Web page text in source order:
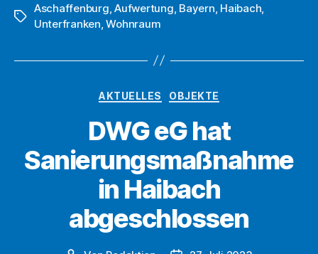
eG
Schritt
künftige
vollzogen“
Schlagwörter
Aschaffenburg ,Aufwertung Bayern Haibach
Unterfranken ,Wohnraum
Kategorien
AKTUELLES OBJEKTE
DWG eG hat
Sanierungsmaßnahme
in Haibach
abgeschlossen